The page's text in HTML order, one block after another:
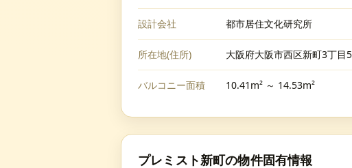
設計会社 都市居住文化研究所
所在地(住所) 大阪府大阪市西区新町3丁目
バルコニー面積 10.41m² ～ 14.53m²
プレミスト新町の物件固有情報